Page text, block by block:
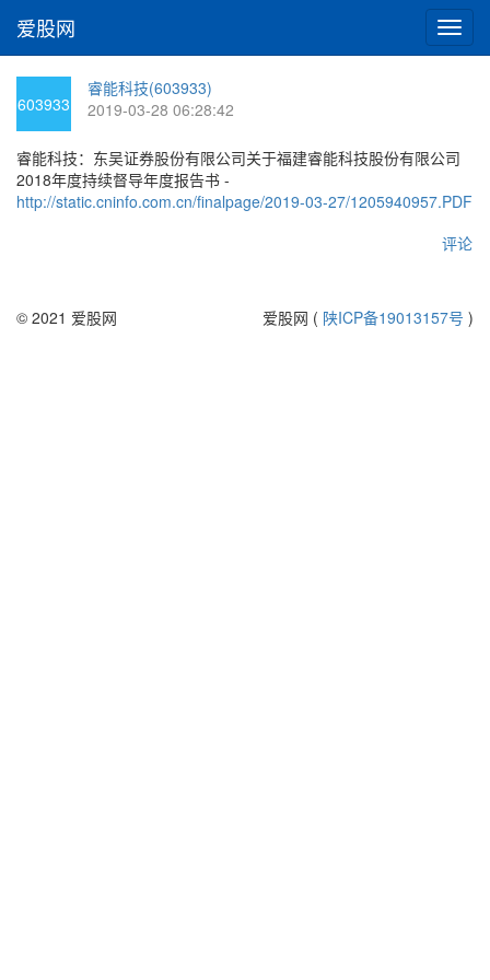
切
换
爱股网
603933
睿能科技(603933)
2019-03-28 06:28:42
睿能科技：东吴证券股份有限公司关于福建睿能科技股份有限公司
2018年度持续督导年度报告书 -
http://static.cninfo.com.cn/finalpage/2019-03-27/1205940957.PDF
评论
© 2021 爱股网 爱股网 ( 陕ICP备19013157号 )